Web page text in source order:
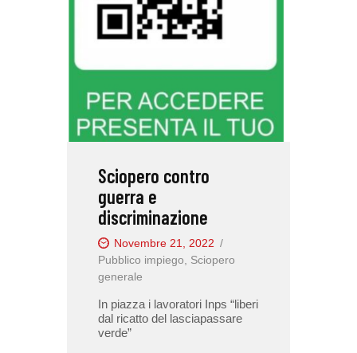
Sciopero contro
guerra e
discriminazione
Novembre 21, 2022
Pubblico impiego, Sciopero
generale
In piazza i lavoratori Inps “liberi
dal ricatto del lasciapassare
verde”